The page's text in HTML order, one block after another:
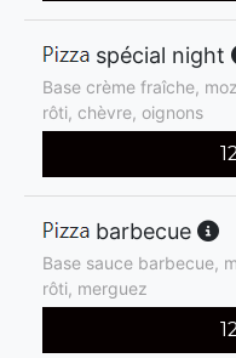
spécial night
Base crème fraîche,
rôti, chèvre, oignons
barbecue
Base sauce barbecue,
rôti, merguez